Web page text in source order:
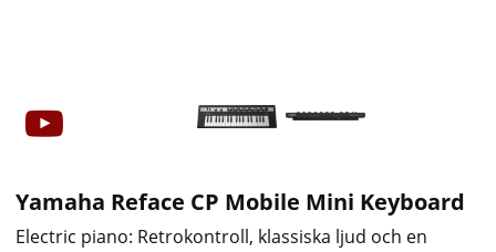
Yamaha Reface CP Mobile Mini Keyboard
Electric piano: Retrokontroll, klassiska ljud och en